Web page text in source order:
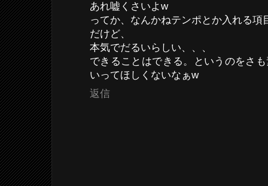
あれ嘘くさいよw
ってか、なんかねテンポとか入れる
だけど、
本気でだるいらしい、、、
できることはできる。というのをさ
いってほしくないなぁw
返信